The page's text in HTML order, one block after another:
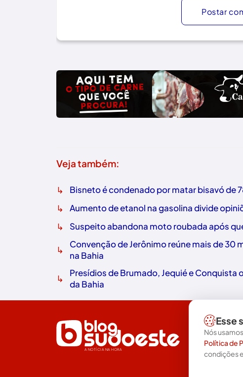
Postar
Veja também:
↳ Bisneto é condenado por matar bisavó de
↳ Aumento de etanol na gasolina divide
↳ Suspeito abandona moto roubada após
↳
Convenção de Jerônimo reúne mais de 30
na Bahia
↳
Presídios de Brumado, Jequié e
da Bahia
A NOTÍCIA NA HORA
Esse
Nós
Política de
condições